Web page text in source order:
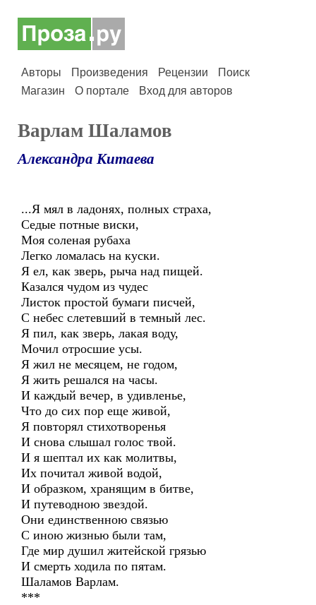
Авторы Произведения Рецензии
Поиск
Магазин
О портале Вход для авторов
Варлам Шаламов
Александра Китаева
...Я мял в ладонях, полных страха,
Седые потные виски,
Моя соленая рубаха
Легко ломалась на куски.
Я ел, как зверь, рыча над пищей.
Казался чудом из чудес
Листок простой бумаги писчей,
С небес слетевший в темный лес.
Я пил, как зверь, лакая воду,
Мочил отросшие усы.
Я жил не месяцем, не годом,
Я жить решался на часы.
И каждый вечер, в удивленье,
Что до сих пор еще живой,
Я повторял стихотворенья
И снова слышал голос твой.
И я шептал их как молитвы,
Их почитал живой водой,
И образком, хранящим в битве,
И путеводною звездой.
Они единственною связью
С иною жизнью были там,
Где мир душил житейской грязью
И смерть ходила по пятам.
Шаламов Варлам.
***